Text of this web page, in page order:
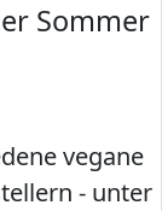
Sommer
vegane
- unter